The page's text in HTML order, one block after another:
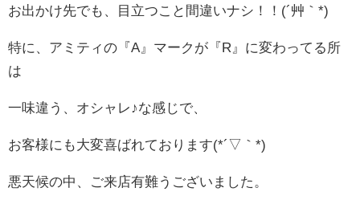
お出かけ先でも、目立つこと間違いナシ！！(´艸｀*)
特に、アミティの『A』マークが『R』に変わってる所
は
一味違う、オシャレ♪な感じで、
お客様にも大変喜ばれております(*´▽｀*)
悪天候の中、ご来店有難うございました。